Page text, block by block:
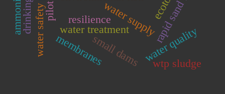
water supply
water treatment
membranes water quality
small dams
resilience
wtp sludge